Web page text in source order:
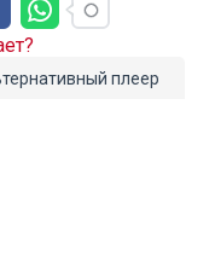
плеер